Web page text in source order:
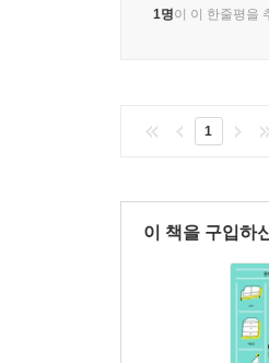
1명이 이 한줄평을
1
이 책을 구입하